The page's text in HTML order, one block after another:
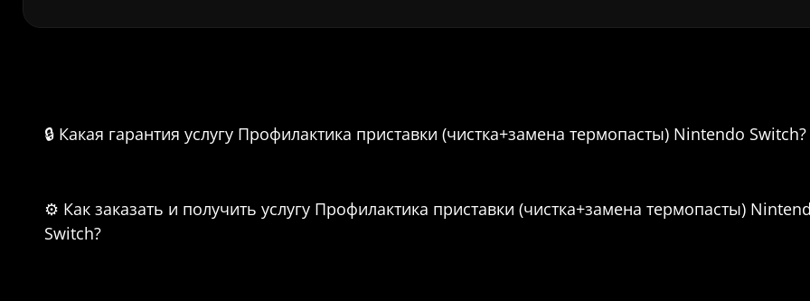
🔒 Какая гарантия услугу Профилактика приставки (чистка+замена термопасты) Nintendo Switch?
⚙️ Как заказать и получить услугу Профилактика приставки (чистка+замена термопасты)
Switch?